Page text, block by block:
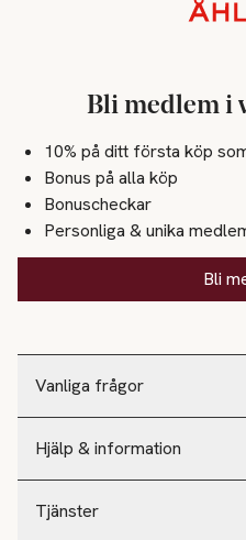
Vanliga frågor
Hjälp & information
Tjänster
Bli medlem i
10% på ditt första köp
Bonus på alla köp
Bonuscheckar
Personliga & unika
Bli